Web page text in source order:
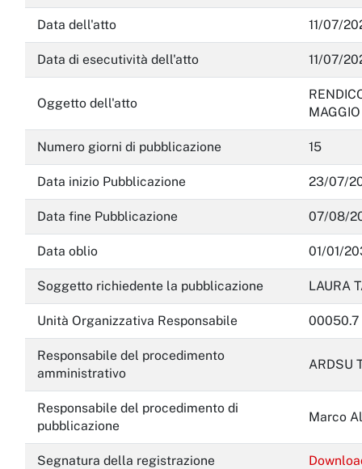
Informazioni ambientali
Interventi straordinari e di emergenza
Data dell'atto 11/07/
Data di esecutività dell'atto 11/07/
Oggetto dell'atto
Numero giorni di pubblicazione 15
Data inizio Pubblicazione 23/07/
Data fine Pubblicazione 07/08/
Data oblio 01/01/
Soggetto richiedente la pubblicazione LAURA
Unità Organizzativa Responsabile 00050.7
Responsabile del procedimento
amministrativo
ARDSU
Responsabile del procedimento di
pubblicazione
Marco
Segnatura della registrazione